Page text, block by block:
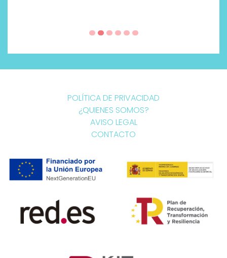
POLÍTICA DE PRIVACIDAD
¿QUIENES SOMOS?
AVISO LEGAL
CONTACTO